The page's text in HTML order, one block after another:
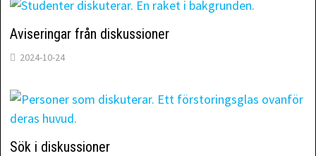
Aviseringar från diskussioner
2024-10-24
Sök i diskussioner